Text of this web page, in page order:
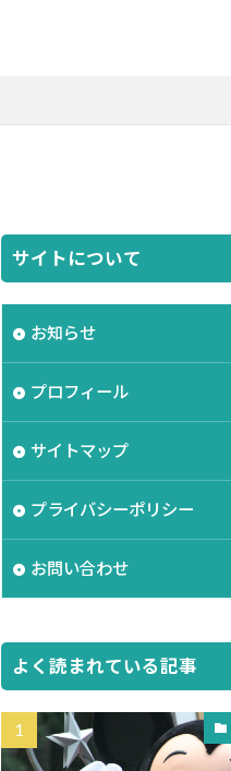
サイトについて
お知らせ
プロフィール
サイトマップ
プライバシーポリシー
お問い合わせ
よく読まれている記事